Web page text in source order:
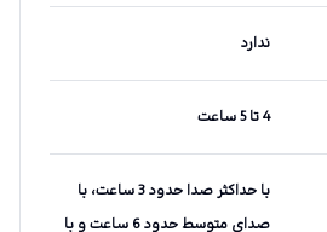
ندارد
4 تا 5 ساعت
با حداکثر صدا حدود 3 ساعت، با
صدای متوسط حدود 6 ساعت و با